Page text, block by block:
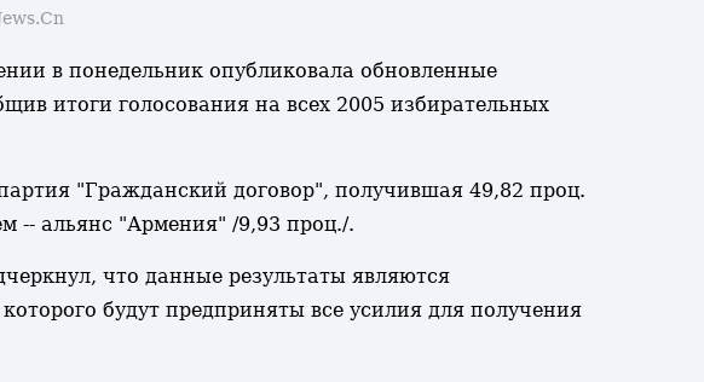
в понедельник опубликовала обновленные
итоги голосования на всех 2005 избирательных
"Гражданский договор", получившая 49,82 проц.
-- альянс "Армения" /9,93 проц./.
что данные результаты являются
будут предприняты все усилия для получения